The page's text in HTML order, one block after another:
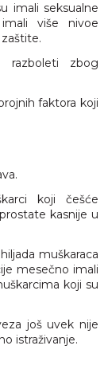
imali seksualne
više nivoe
zbog
faktora koji
koji češće
kasnije u
muškaraca
mesečno imali
koji su
još uvek nije
istraživanje.